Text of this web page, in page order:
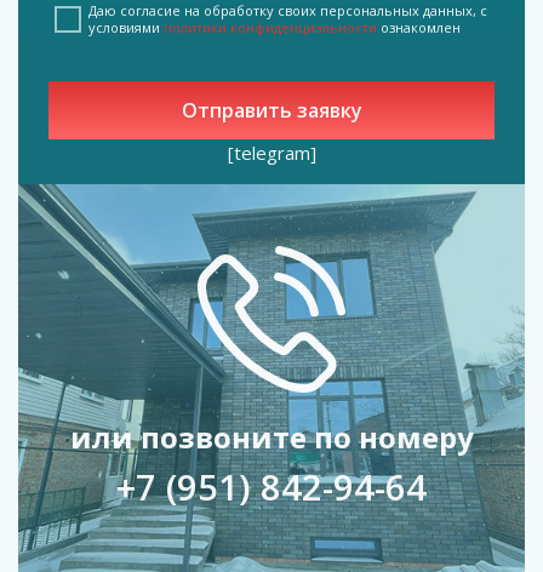
Даю согласие на обработку своих персональных данных, с
условиями политики конфиденциальности ознакомлен
[telegram]
или позвоните по номеру
+7 (951) 842-94-64